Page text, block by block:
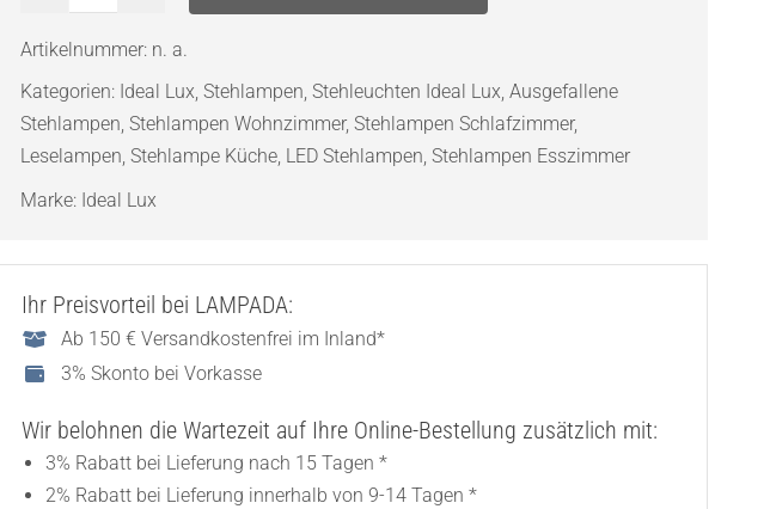
PT2
LED-
Stehleuchte
Menge
Artikelnummer: n. a.
Kategorien: Ideal Lux, Stehlampen, Stehleuchten Ideal Lux, Ausgefallene
Stehlampen, Stehlampen Wohnzimmer, Stehlampen Schlafzimmer,
Leselampen, Stehlampe Küche, LED Stehlampen, Stehlampen Esszimmer
Marke: Ideal Lux
Ihr Preisvorteil bei LAMPADA:
Ab 150 € Versandkostenfrei im Inland*
3% Skonto bei Vorkasse
Wir belohnen die Wartezeit auf Ihre Online-Bestellung zusätzlich mit:
3% Rabatt bei Lieferung nach 15 Tagen *
2% Rabatt bei Lieferung innerhalb von 9-14 Tagen *